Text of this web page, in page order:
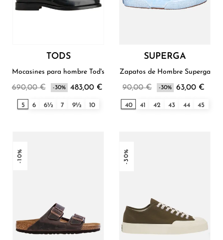
TODS
Mocasines para hombre Tod's
690,00 € -30% 483,00 €
5 6 6½ 7 9½ 10
SUPERGA
Zapatos de Hombre Superga
90,00 € -30% 63,00 €
40 41 42 43 44 45
-10% -30%